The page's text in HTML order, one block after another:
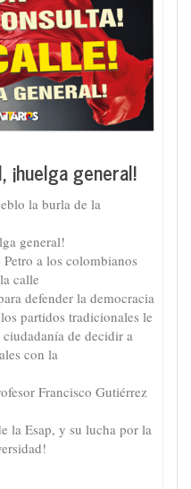
general!
la burla de la
general!
a los colombianos
calle
defender la democracia
partidos tradicionales le
de decidir a
con la
Francisco Gutiérrez
la Esap, y su lucha por la